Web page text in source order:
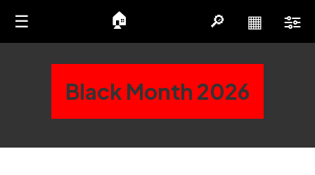
Black Month 2026
☰ 🏠 🔎 ▦